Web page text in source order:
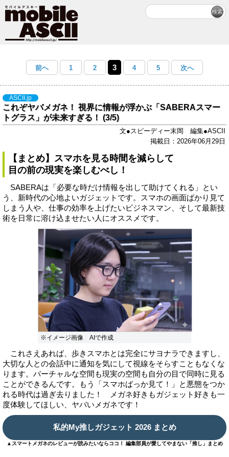
前へ 1 2 3 4 5 次へ
ASCII.jp
これぞヤバメガネ！ 視界に情報が浮かぶ「SABERAスマー
トグラス」が未来すぎる！ (3/5)
文●スピーディー末岡 編集●ASCII
掲載日：2026年06月29日
【まとめ】スマホを見る時間を減らして
目の前の現実を楽しむべし！
SABERAは「必要な時だけ情報を出して助けてくれる」とい
う、新時代の心地よいガジェットです。スマホの画面ばかり見て
しまう人や、仕事の効率を上げたいビジネスマン、そして最新技
術を日常に溶け込ませたい人にオススメです。
※イメージ画像 AIで作成
これさえあれば、歩きスマホとは完全にサヨナラできますし、
大切な人との会話中に通知を気にして視線をそらすこともなくな
ります。バーチャルな空間も現実の空間も自分の目で同時に見る
ことができるんです。もう「スマホばっか見て！」と悪態をつか
れる時代は過ぎ去りました！ メガネ好きもガジェット好きも一
度体験してほしい、ヤバいメガネです！
私的My推しガジェット 2026 まとめ
▲スマートメガネのレビューが読みたいならココ！ 編集部員が愛してやまない「推し」まとめ